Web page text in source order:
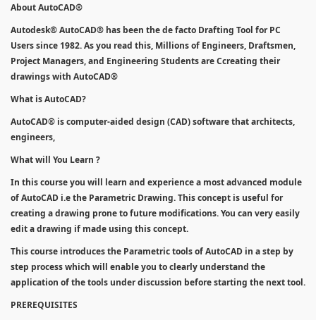
About AutoCAD®
Autodesk® AutoCAD® has been the de facto Drafting Tool for PC
Users since 1982. As you read this, Millions of Engineers, Draftsmen,
Project Managers, and Engineering Students are Ccreating their
drawings with AutoCAD®
What is AutoCAD?
AutoCAD® is computer-aided design (CAD) software that architects,
engineers,
What will You Learn ?
In this course you will learn and experience a most advanced module
of AutoCAD i.e the Parametric Drawing. This concept is useful for
creating a drawing prone to future modifications. You can very easily
edit a drawing if made using this concept.
This course introduces the Parametric tools of AutoCAD in a step by
step process which will enable you to clearly understand the
application of the tools under discussion before starting the next tool.
PREREQUISITES